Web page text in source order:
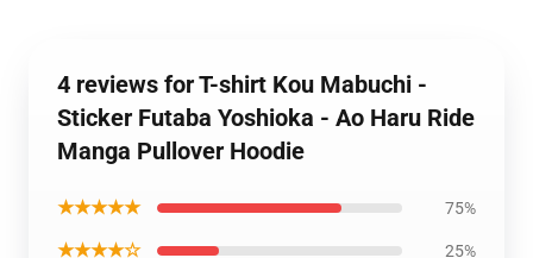
4 reviews for T-shirt Kou Mabuchi -
Sticker Futaba Yoshioka - Ao Haru Ride
Manga Pullover Hoodie
★★★★★ 75%
★★★★☆ 25%